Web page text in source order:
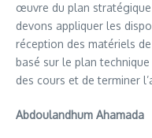
œuvre du plan
devons appliquer les
réception des matériels
basé sur le plan
des cours et de terminer
Abdoulandhum Ahamada